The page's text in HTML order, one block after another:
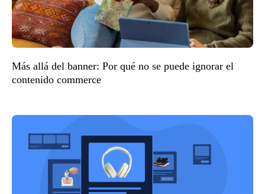
Más allá del banner: Por qué no se puede ignorar el
contenido commerce